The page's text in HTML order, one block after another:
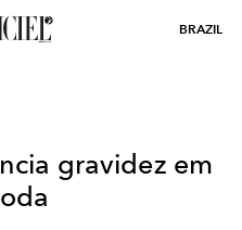
BRAZIL
gravidez em